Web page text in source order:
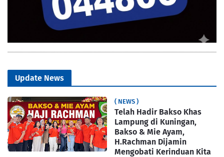
Update News
( NEWS )
Telah Hadir Bakso Khas
Lampung di Kuningan,
Bakso & Mie Ayam,
H.Rachman Dijamin
Mengobati Kerinduan Kita